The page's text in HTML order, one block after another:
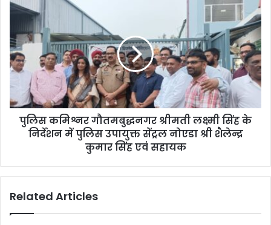
पुलिस कमिश्नर गौतमबुद्धनगर श्रीमती लक्ष्मी सिंह के
निर्देशन में पुलिस उपायुक्त सेंट्रल नोएडा श्री शैलेन्द्र
कुमार सिंह एवं सहायक
Related Articles